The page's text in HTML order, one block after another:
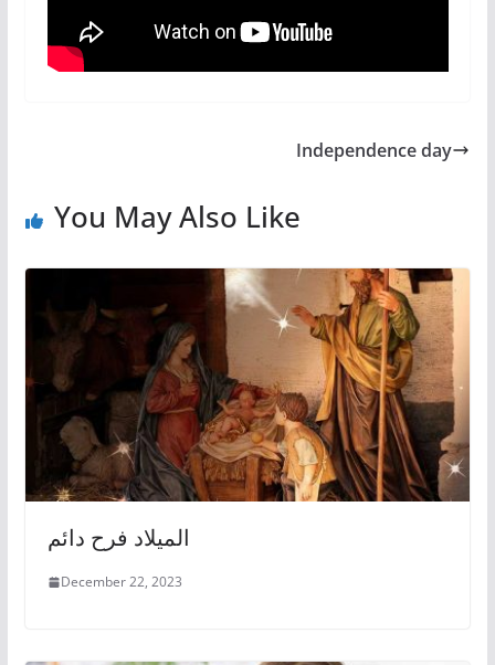
Independence day
You May Also Like
الميلاد فرح دائم
December 22, 2023